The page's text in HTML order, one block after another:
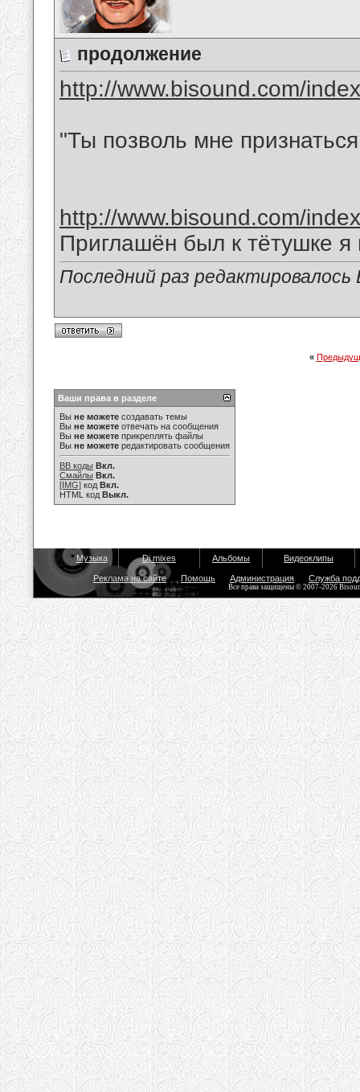
продолжение
http://www.bisound.com/
"Ты позволь мне
http://www.bisound.com/
Приглашён был к тётушке
Последний раз
«
Ваши права в разделе
Вы не можете создавать темы
Вы не можете отвечать на сообщения
Вы не можете прикреплять файлы
Вы не можете редактировать сообщения
BB коды Вкл.
Смайлы Вкл.
[IMG] код Вкл.
HTML код Выкл.
Музыка Dj mixes Альбомы Видеоклипы
Реклама на сайте Помощь Администрация Служба
Все права защищены © 2007-2026